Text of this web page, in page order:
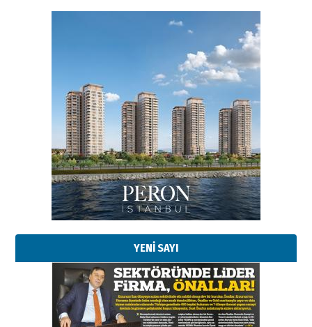
YENİ SAYI
Esat BİNDESEN
Başkan Sekmen’den Erzurum’a
bir vizyon proje daha!
02 Ağustos 2026 Pazar
Kadir SABUNCUOĞLU
Erzurumspor’un köşe taşları
29 Haziran 2026 Pazartesi
Kenan GÜLERCİ
Murat Şahsuvaroğlu ERKON’da
çıtayı yukarı taşırken,
yönetimdekiler aşağı
çekmemeli!
17 Şubat 2026 SalıOrhan BOZKURT